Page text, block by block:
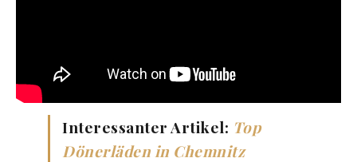
Interessanter Artikel: Top
Dönerläden in Chemnitz